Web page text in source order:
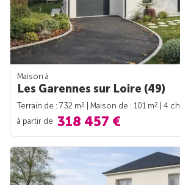
Maison à
Les Garennes sur Loire (49)
Terrain de : 732 m2 | Maison de : 101 m2
| 4 ch.
à partir de 318 457 €